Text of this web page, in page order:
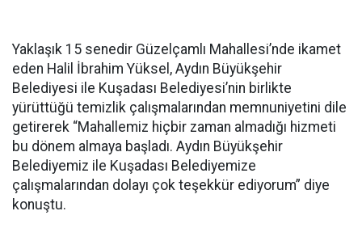
Yaklaşık 15 senedir Güzelçamlı Mahallesi’nde ikamet
eden Halil İbrahim Yüksel, Aydın Büyükşehir
Belediyesi ile Kuşadası Belediyesi’nin birlikte
yürüttüğü temizlik çalışmalarından memnuniyetini dile
getirerek “Mahallemiz hiçbir zaman almadığı hizmeti
bu dönem almaya başladı. Aydın Büyükşehir
Belediyemiz ile Kuşadası Belediyemize
çalışmalarından dolayı çok teşekkür ediyorum” diye
konuştu.